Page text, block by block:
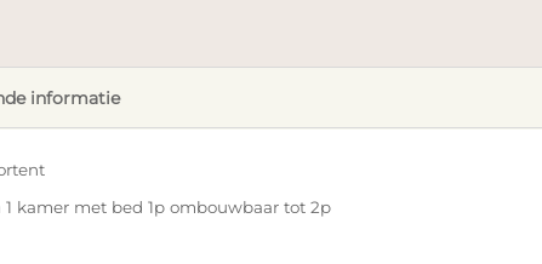
informatie
kamer met bed 1p ombouwbaar tot 2p